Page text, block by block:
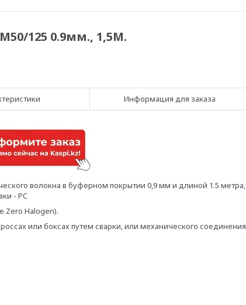
125 0.9мм., 1,5М.
Информация для заказа
волокна в буферном покрытии 0,9 мм и длиной 1.5 метра,
- PC
Zero Halogen).
или боксах путем сварки, или механического соединения